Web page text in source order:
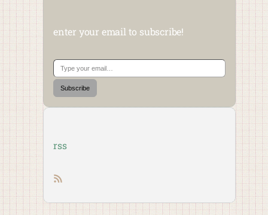
enter your email to subscribe!
Type your email…
Subscribe
rss
RSS feed